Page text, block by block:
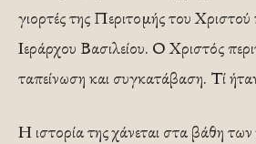
γιορτές της Περιτομής του
Ιεράρχου Βασιλείου. Ο Χριστός
ταπείνωση και συγκατάβαση. Τί
Η ιστορία της χάνεται στα βάθη